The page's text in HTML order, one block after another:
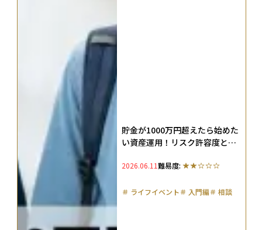
貯金が1000万円超えたら始めた
い資産運用！リスク許容度と年
2026.06.11難易度:
＃ ライフイベント＃ 入門編＃ 相談